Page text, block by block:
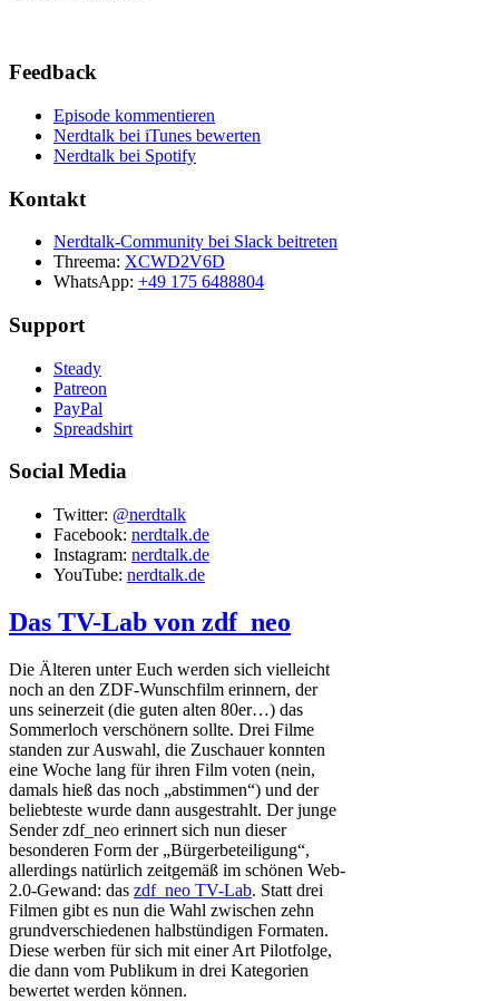
Feedback
Episode kommentieren
Nerdtalk bei iTunes bewerten
Nerdtalk bei Spotify
Kontakt
Nerdtalk-Community bei Slack beitreten
Threema: XCWD2V6D
WhatsApp: +49 175 6488804
Support
Steady
Patreon
PayPal
Spreadshirt
Social Media
Twitter: @nerdtalk
Facebook: nerdtalk.de
Instagram: nerdtalk.de
YouTube: nerdtalk.de
Das TV-Lab von zdf_neo
Die Älteren unter Euch werden sich vielleicht
noch an den ZDF-Wunschfilm erinnern, der
uns seinerzeit (die guten alten 80er…) das
Sommerloch verschönern sollte. Drei Filme
standen zur Auswahl, die Zuschauer konnten
eine Woche lang für ihren Film voten (nein,
damals hieß das noch „abstimmen“) und der
beliebteste wurde dann ausgestrahlt. Der junge
Sender zdf_neo erinnert sich nun dieser
besonderen Form der „Bürgerbeteiligung“,
allerdings natürlich zeitgemäß im schönen Web-
2.0-Gewand: das zdf_neo TV-Lab. Statt drei
Filmen gibt es nun die Wahl zwischen zehn
grundverschiedenen halbstündigen Formaten.
Diese werben für sich mit einer Art Pilotfolge,
die dann vom Publikum in drei Kategorien
bewertet werden können.